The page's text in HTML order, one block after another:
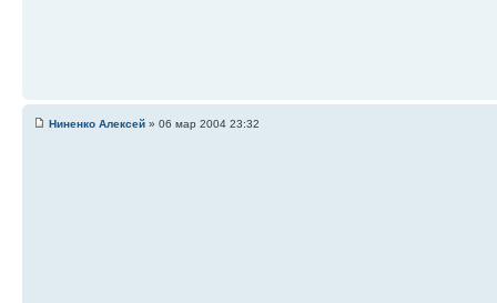
Ниненко Алексей » 06 мар 2004 23:32